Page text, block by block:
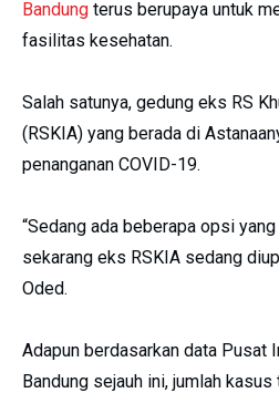
Bandung terus berupaya untuk
fasilitas kesehatan.
Salah satunya, gedung eks RS
(RSKIA) yang berada di
penanganan COVID-19.
“Sedang ada beberapa opsi
sekarang eks RSKIA sedang
Oded.
Adapun berdasarkan data Pusat
Bandung sejauh ini, jumlah